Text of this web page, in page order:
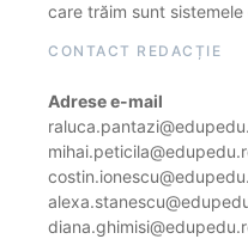
care trăim sunt
CONTACT REDACȚIE
Adrese e-mail